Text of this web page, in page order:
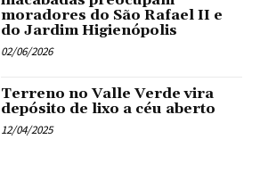
moradores do São Rafael II e
do Jardim Higienópolis
02/06/2026
Terreno no Valle Verde vira
depósito de lixo a céu aberto
12/04/2025